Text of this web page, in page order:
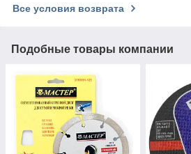
Все условия возврата
Подобные товары компании